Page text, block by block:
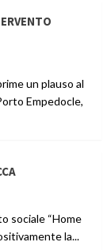
un plauso al
Empedocle,
sociale “Home
la...